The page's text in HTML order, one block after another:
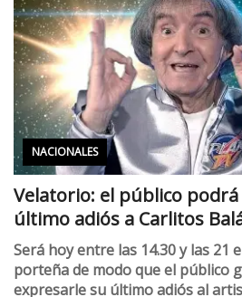
NACIONALES
Velatorio: el público
último adiós a Carlitos
Será hoy entre las 14.30 y las 21
porteña de modo que el público
expresarle su último adiós al